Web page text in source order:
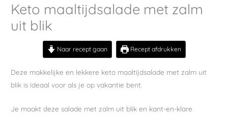
Keto maaltijdsalade met zalm
uit blik
Naar recept gaan Recept afdrukken
Deze makkelijke en lekkere keto maaltijdsalade met zalm uit
blik is ideaal voor als je op vakantie bent.
Je maakt deze salade met zalm uit blik en kant-en-klare